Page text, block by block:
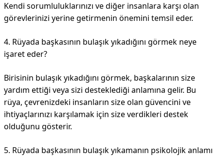
Kendi sorumluluklarınızı ve diğer insanlara karşı olan
görevlerinizi yerine getirmenin önemini temsil eder.
4. Rüyada başkasının bulaşık yıkadığını görmek neye
işaret eder?
Birisinin bulaşık yıkadığını görmek, başkalarının size
yardım ettiği veya sizi desteklediği anlamına gelir. Bu
rüya, çevrenizdeki insanların size olan güvencini ve
ihtiyaçlarınızı karşılamak için size verdikleri destek
olduğunu gösterir.
5. Rüyada başkasının bulaşık yıkamanın psikolojik anlamı